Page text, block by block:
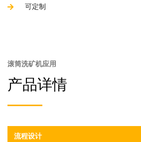
可定制
滚筒洗矿机应用
产品详情
流程设计